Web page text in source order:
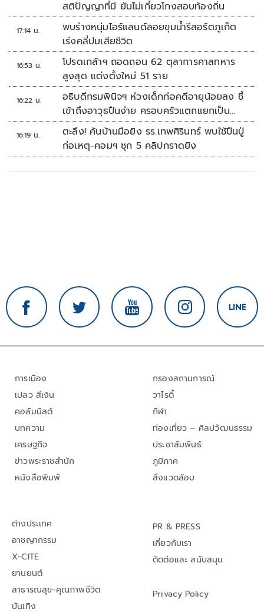
สติปัญญาที่มี ยันไม่เกี่ยวโกงสอบท้องถิ่น
17:14 น.
พบร่างหนุ่มไอร์แลนด์ลอยขุมน้ำรีสอร์ตภูเก็ต
เร่งคลี่ปมเสียชีวิต
16:53 น.
โปรดเกล้าฯ ถอดถอน 62 ตุลาการศาลทหาร
สูงสุด แต่งตั้งใหม่ 51 ราย
16:22 น.
อธิบดีกรมพินิจฯ ห่วงเด็กก่อคดีอายุน้อยลง ชี้
เข้าถึงอาวุธปืนง่าย ครอบครัวแตกแยกเป็น
ชนวนสำคัญ
16:19 น.
ตะลึง! ค้นบ้านมือยิง รร.เทพศิรินทร์ พบใช้ปืนปู่
ก่อเหตุ-คอมฯ ซุก 5 คลิปกราดยิง
การเมือง
เปลว สีเงิน
คอลัมนิสต์
บทความ
เศรษฐกิจ
ข่าวพระราชสำนัก
หนังสือพิมพ์
กรองสถานการณ์
วาไรตี้
กีฬา
ท่องเที่ยว – ศิลปวัฒนธรรม
ประชาสัมพันธ์
ภูมิภาค
สิ่งแวดล้อม
ต่างประเทศ
อาชญากรรม
X-CITE
ยานยนต์
สาธารณสุข-คุณภาพชีวิต
บันเทิง
PR & PRESS
เกี่ยวกับเรา
ติดต่อและ สนับสนุน
Privacy Policy